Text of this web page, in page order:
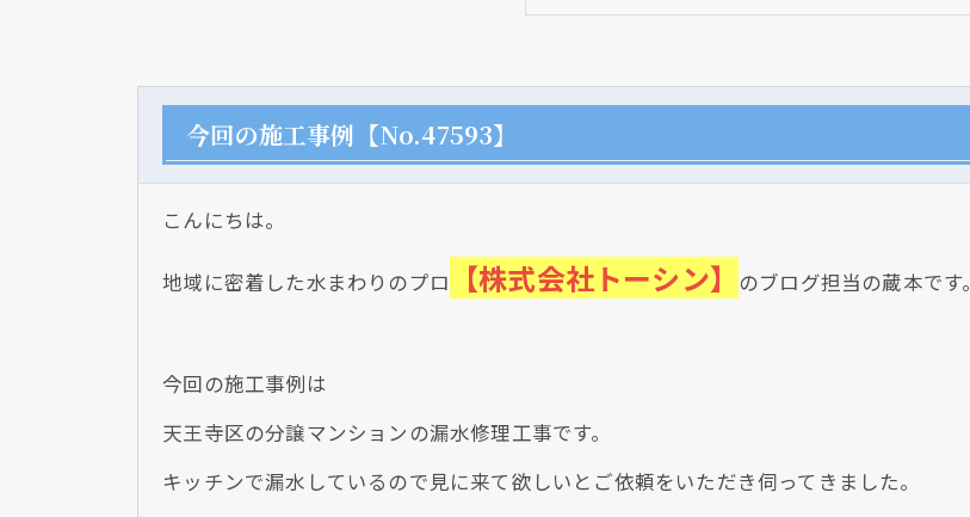
今回の施工事例【No.47593】
こんにちは。
地域に密着した水まわりのプロ 【株式会社トーシン】 のブログ担当の蔵本です。
今回の施工事例は
天王寺区の分譲マンションの漏水修理工事です。
キッチンで漏水しているので見に来て欲しいとご依頼をいただき伺ってきました。